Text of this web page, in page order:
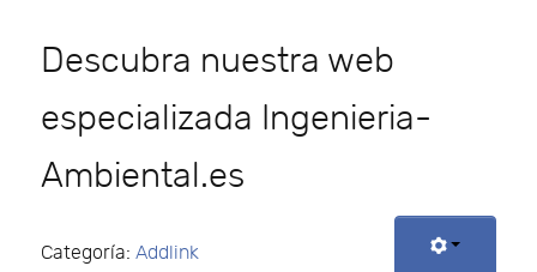
Descubra nuestra web
especializada Ingenieria-
Ambiental.es
Categoría: Addlink